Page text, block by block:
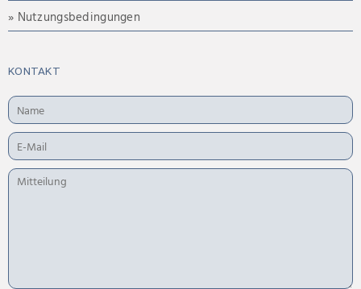
» Nutzungsbedingungen
KONTAKT